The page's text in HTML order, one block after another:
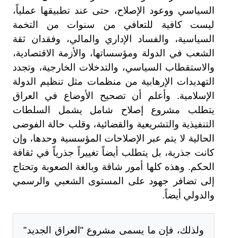
السياسي ووعود الإصلاح، حتى عند تطبيقها عملياً،
ليست كافية للتعافي من سنوات من التخمة
السياسية، والفساد الإداري والمالي، وفقدان ثقة
الشعب في الدولة ومؤسساتها، والأزمة الاقتصادية،
والاستقطاب السياسي، والتدخلات الخارجية، وتجدد
التهديدات الإرهابية من منظمات مثل تنظيم الدولة
الإسلامية. وأعلم أن تصحيح الأوضاع في العراق
يتطلب مشروع إصلاح شامل يشمل السلطات
التنفيذية والتشريعية والقضائية، وقلب حالة الفوضى
الحالية لا يتم عبر الإصلاحات المؤسسية وحدها، وإن
كانت جذرية، بل يتطلب أيضاً تغييراً جذرياً في ثقافة
الحكم. وهذه كلها أمور شاقة وبالغة الصعوبة وتحتاج
إلى تضافر جهود على المستوى الشعبي والرسمي
والدولي أيضاً.
ولذلك، فإن ما يسمى مشروع "العراق الجديد"